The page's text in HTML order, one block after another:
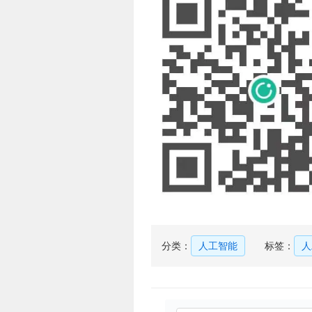
分类： 人工智能 标签：